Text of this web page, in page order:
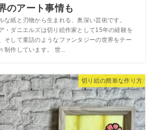
のアート事情も
な紙と刃物から生まれる、奥深い芸術です。
・ダニエルズは切り絵作家として15年の経験を
そして童話のようなファンタジーの世界をテー
制作しています。 世...
切り絵の簡単な作り方